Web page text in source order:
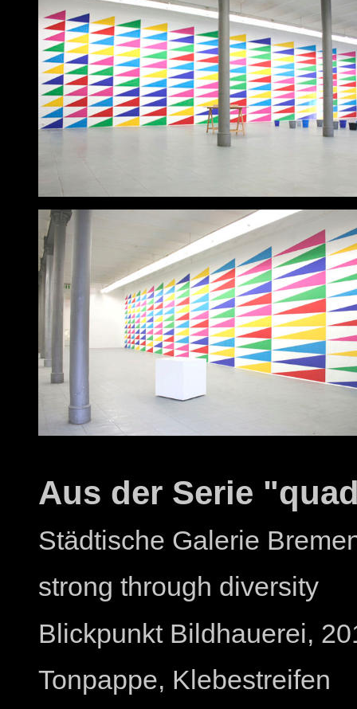
Aus der Serie
Städtische Galerie
strong through diversity
Blickpunkt Bildhauerei,
Tonpappe, Klebestreifen